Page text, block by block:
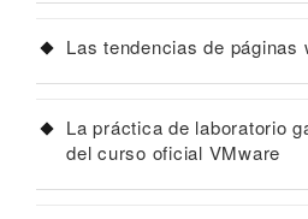
Las tendencias de páginas
La práctica de laboratorio
del curso oficial VMware